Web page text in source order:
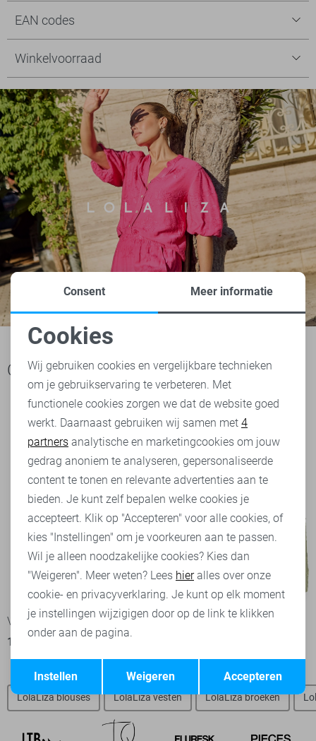
EAN codes
Winkelvoorraad
Ook het bekijken waard
-50%
Vila Top
13,50
-50%
LolaLiza Top
LolaLiza blouses LolaLiza vesten LolaLiza broeken
Noodzakelijke cookies
Personalisatie cookies
Analytische cookies
Marketing cookies
Terug Opslaan
Consent Meer informatie
Cookies
Wij gebruiken cookies en vergelijkbare technieken
om je gebruikservaring te verbeteren. Met
functionele cookies zorgen we dat de website goed
werkt. Daarnaast gebruiken wij samen met 4
partners analytische en marketingcookies om jouw
gedrag anoniem te analyseren, gepersonaliseerde
content te tonen en relevante advertenties aan te
bieden. Je kunt zelf bepalen welke cookies je
accepteert. Klik op "Accepteren" voor alle cookies, of
kies "Instellingen" om je voorkeuren aan te passen.
Wil je alleen noodzakelijke cookies? Kies dan
"Weigeren". Meer weten? Lees hieralles over onze
cookie- en privacyverklaring. Je kunt op elk moment
je instellingen wijzigigen door op de link te klikken
onder aan de pagina.
Accepteren
Weigeren
Instellen